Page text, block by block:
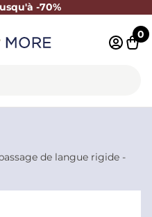
-70%
0
de langue rigide -